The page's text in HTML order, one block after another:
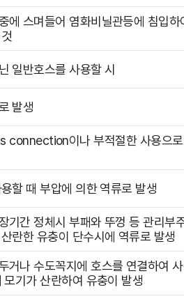
에 스며들어 염화비닐관등에 침입하
일반호스를 사용할 시
발생
connection이나 부적절한 사용으
할 때 부압에 의한 역류로 발생
기간 정체시 부패와 뚜껑 등 관리부
란한 유충이 단수시에 역류로 발생
거나 수도꼭지에 호스를 연결하여
기가 산란하여 유충이 발생